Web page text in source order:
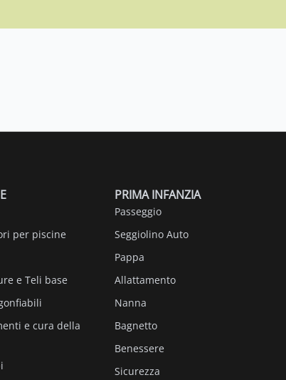
per piscine
e Teli base
e cura della
PRIMA INFANZIA
Passeggio
Seggiolino Auto
Pappa
Allattamento
Nanna
Bagnetto
Benessere
Sicurezza